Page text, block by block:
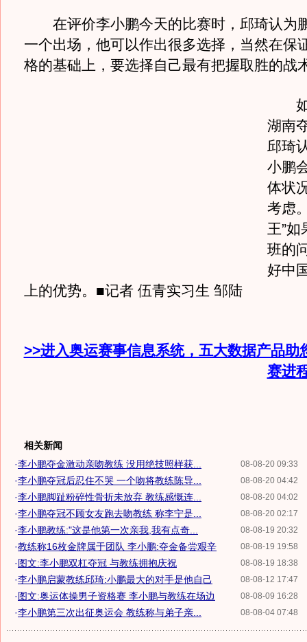
在评价李小鹏今天的比赛时，邱琦认为
一个出场，他可以作出很多选择，当然在保
格的基础上，要选择自己最有把握取胜的战
如
湖南
邱琦
小鹏
体状
考虑
王”如
班的
好中
上的优势。■记者 伍青实习生 邹陆
>>进入奥运赛事信息系统，五大数据产品助
赛进
相关新闻
08-08-20 09:33
·李小鹏夺金激动亲吻教练 没用绝技照样获...
08-08-20 04:42
·李小鹏夺冠后忍住不哭 一个吻将教练陈导...
08-08-20 04:02
·李小鹏脚趾粉碎性骨折未放弃 教练感慨连...
08-08-20 02:17
·李小鹏夺冠不顾女友跑去吻教练 称李宁是...
08-08-19 20:32
·李小鹏教练:"这是他第一次亲我,我有点奇...
08-08-19 19:58
·教练称16枚金牌属于团队 李小鹏:夺金备尝艰辛
08-08-19 18:38
·图文:李小鹏双杠夺冠 与教练拥抱庆祝
08-08-12 17:47
·李小鹏启蒙教练邱琦:小鹏最大的对手是他自己
08-08-09 16:28
·图文:奥运体操男子资格赛 李小鹏与教练在场边
08-08-04 07:48
·李小鹏第三次出征奥运会 教练称与弟子亲...